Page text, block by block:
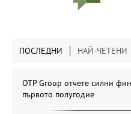
ПОСЛЕДНИ НАЙ-ЧЕТЕНИ
OTP Group отчете силни
първото полугодие